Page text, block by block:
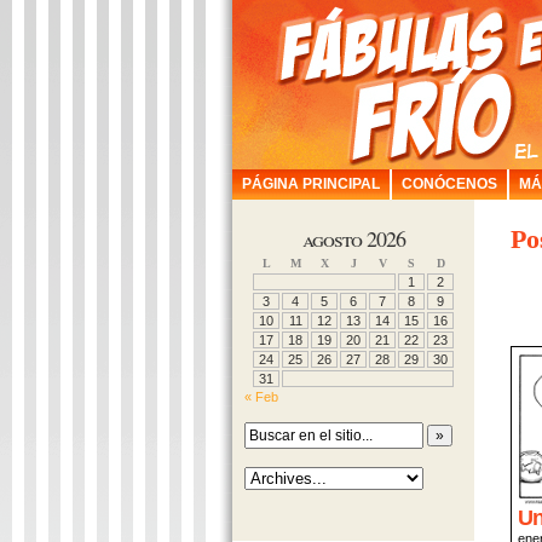
PÁGINA PRINCIPAL CONÓCENOS
agosto 2026
L M X J V S D
1
2
3
4 5 6 7 8
9
10
11 12 13 14 15
16
17
18 19 20 21 22
23
24
25 26 27 28 29
30
31
« Feb